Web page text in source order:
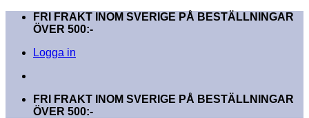
Skip
FRI FRAKT INOM SVERIGE PÅ BESTÄLLNINGAR
ÖVER 500:-
Logga in
FRI FRAKT INOM SVERIGE PÅ BESTÄLLNINGAR
ÖVER 500:-